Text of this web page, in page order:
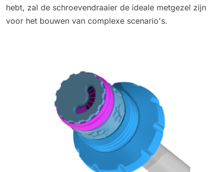
hebt, zal de schroevendraaier de ideale metgezel zijn
voor het bouwen van complexe scenario's.